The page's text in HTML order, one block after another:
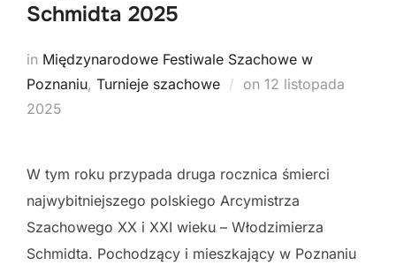
Schmidta 2025
in Międzynarodowe Festiwale Szachowe w
Poznaniu, Turnieje szachowe on Posted
12 listopada
2025
W tym roku przypada druga rocznica śmierci
najwybitniejszego polskiego Arcymistrza
Szachowego XX i XXI wieku – Włodzimierza
Schmidta. Pochodzący i mieszkający w Poznaniu